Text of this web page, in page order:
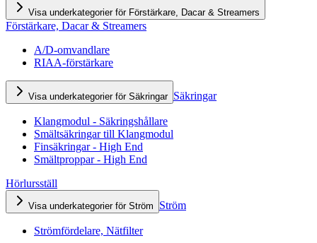
Visa underkategorier för Förstärkare, Dacar & Streamers
Förstärkare, Dacar & Streamers
A/D-omvandlare
RIAA-förstärkare
Visa underkategorier för Säkringar Säkringar
Klangmodul - Säkringshållare
Smältsäkringar till Klangmodul
Finsäkringar - High End
Smältproppar - High End
Hörlursställ
Visa underkategorier för Ström Ström
Strömfördelare, Nätfilter